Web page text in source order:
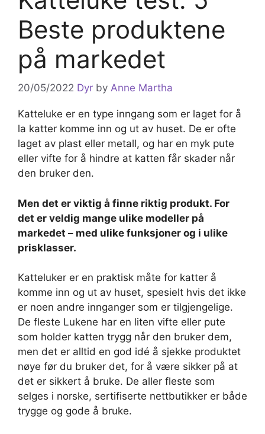
Beste produktene
på markedet
20/05/2022 Dyr by Anne Martha
Katteluke er en type inngang som er laget for å
la katter komme inn og ut av huset. De er ofte
laget av plast eller metall, og har en myk pute
eller vifte for å hindre at katten får skader når
den bruker den.
Men det er viktig å finne riktig produkt. For
det er veldig mange ulike modeller på
markedet – med ulike funksjoner og i ulike
prisklasser.
Katteluker er en praktisk måte for katter å
komme inn og ut av huset, spesielt hvis det ikke
er noen andre innganger som er tilgjengelige.
De fleste Lukene har en liten vifte eller pute
som holder katten trygg når den bruker dem,
men det er alltid en god idé å sjekke produktet
nøye før du bruker det, for å være sikker på at
det er sikkert å bruke. De aller fleste som
selges i norske, sertifiserte nettbutikker er både
trygge og gode å bruke.